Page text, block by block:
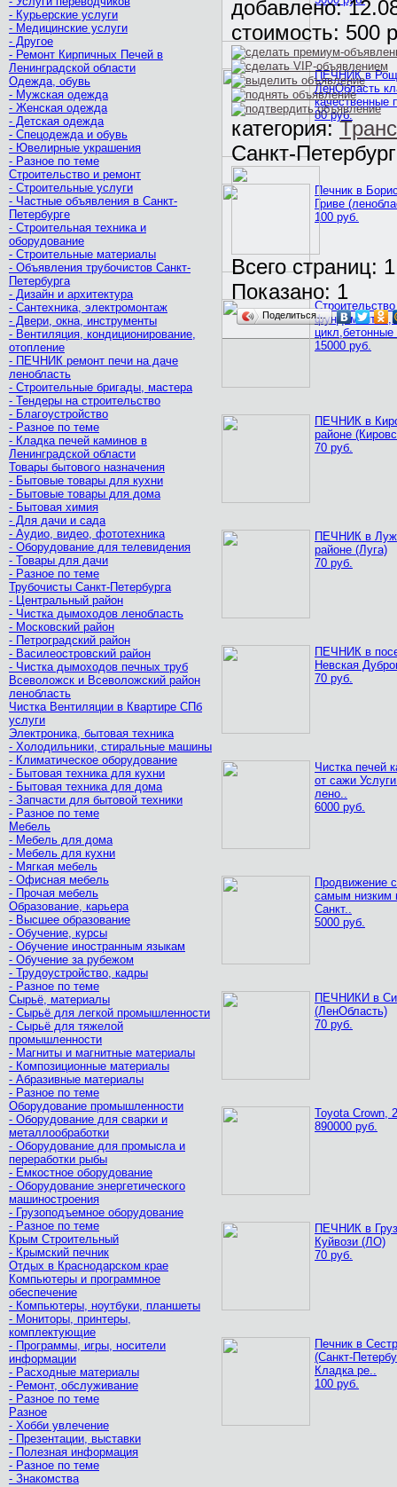
ПЕЧНИК в
ЛенОбласть
качественные
80 руб.
Печник в
Гриве
100 руб.
Строительство
цикл,бетонные
15000 руб.
ПЕЧНИК в
районе
70 руб.
ПЕЧНИК в
районе (Луга)
70 руб.
ПЕЧНИК в
Невская
70 руб.
Чистка печей
от сажи
лено..
6000 руб.
Продвижение
самым низким
Санкт..
5000 руб.
ПЕЧНИКИ в
(ЛенОбласть)
70 руб.
Toyota Crown,
890000 руб.
ПЕЧНИК в
Куйвози (ЛО)
70 руб.
Печник в
(Санкт-
Кладка ре..
100 руб.
добавлено:
стоимость: 500
категория:
Санкт-
Всего страниц: 1
Показано: 1
Поделиться…
- Курьерские услуги
- Медицинские услуги
- Другое
- Ремонт Кирпичных Печей в
Ленинградской области
Одежда, обувь
- Мужская одежда
- Женская одежда
- Детская одежда
- Спецодежда и обувь
- Ювелирные украшения
- Разное по теме
Строительство и ремонт
- Строительные услуги
- Частные объявления в Санкт-
Петербурге
- Строительная техника и
оборудование
- Строительные материалы
- Объявления трубочистов Санкт-
Петербурга
- Дизайн и архитектура
- Сантехника, электромонтаж
- Двери, окна, инструменты
- Вентиляция, кондиционирование,
отопление
- ПЕЧНИК ремонт печи на даче
ленобласть
- Строительные бригады, мастера
- Тендеры на строительство
- Благоустройство
- Разное по теме
- Кладка печей каминов в
Ленинградской области
Товары бытового назначения
- Бытовые товары для кухни
- Бытовые товары для дома
- Бытовая химия
- Для дачи и сада
- Аудио, видео, фототехника
- Оборудование для телевидения
- Товары для дачи
- Разное по теме
Трубочисты Санкт-Петербурга
- Центральный район
- Чистка дымоходов ленобласть
- Московский район
- Петроградский район
- Василеостровский район
- Чистка дымоходов печных труб
Всеволожск и Всеволожский район
ленобласть
Чистка Вентиляции в Квартире СПб
услуги
Электроника, бытовая техника
- Холодильники, стиральные машины
- Климатическое оборудование
- Бытовая техника для кухни
- Бытовая техника для дома
- Запчасти для бытовой техники
- Разное по теме
Мебель
- Мебель для дома
- Мебель для кухни
- Мягкая мебель
- Офисная мебель
- Прочая мебель
Образование, карьера
- Высшее образование
- Обучение, курсы
- Обучение иностранным языкам
- Обучение за рубежом
- Трудоустройство, кадры
- Разное по теме
Сырьё, материалы
- Сырьё для легкой промышленности
- Сырьё для тяжелой
промышленности
- Магниты и магнитные материалы
- Композиционные материалы
- Абразивные материалы
- Разное по теме
Оборудование промышленности
- Оборудование для сварки и
металлообработки
- Оборудование для промысла и
переработки рыбы
- Емкостное оборудование
- Оборудование энергетического
машиностроения
- Грузоподъемное оборудование
- Разное по теме
Крым Строительный
- Крымский печник
Отдых в Краснодарском крае
Компьютеры и программное
обеспечение
- Компьютеры, ноутбуки, планшеты
- Мониторы, принтеры,
комплектующие
- Программы, игры, носители
информации
- Расходные материалы
- Ремонт, обслуживание
- Разное по теме
Разное
- Хобби увлечение
- Презентации, выставки
- Полезная информация
- Разное по теме
- Знакомства